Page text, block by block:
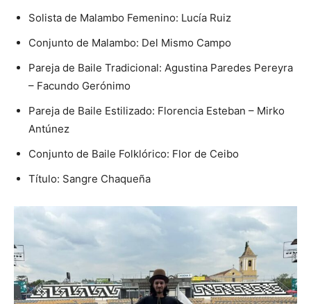
Solista de Malambo Femenino: Lucía Ruiz
Conjunto de Malambo: Del Mismo Campo
Pareja de Baile Tradicional: Agustina Paredes Pereyra
– Facundo Gerónimo
Pareja de Baile Estilizado: Florencia Esteban – Mirko
Antúnez
Conjunto de Baile Folklórico: Flor de Ceibo
Título: Sangre Chaqueña